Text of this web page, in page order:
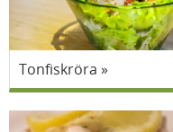
Tonfiskröra